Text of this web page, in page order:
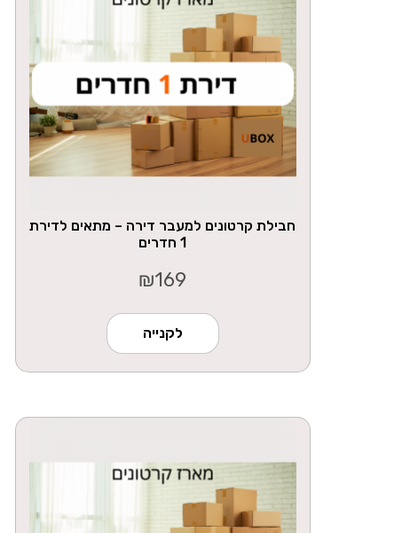
חבילת קרטונים למעבר דירה – מתאים לדירת
1 חדרים
₪169
לקנייה